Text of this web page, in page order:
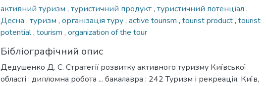
активний туризм , туристичний продукт, туристичний потенціал ,
Десна , туризм , організація туру, active tourism , tourist product, tourist
potential, tourism , organization of the tour
Бібліографічний опис
Дедушенко Д. С. Стратегії розвитку активного туризму Київської
області : дипломна робота ... бакалавра : 242 Туризм і рекреація. Київ,